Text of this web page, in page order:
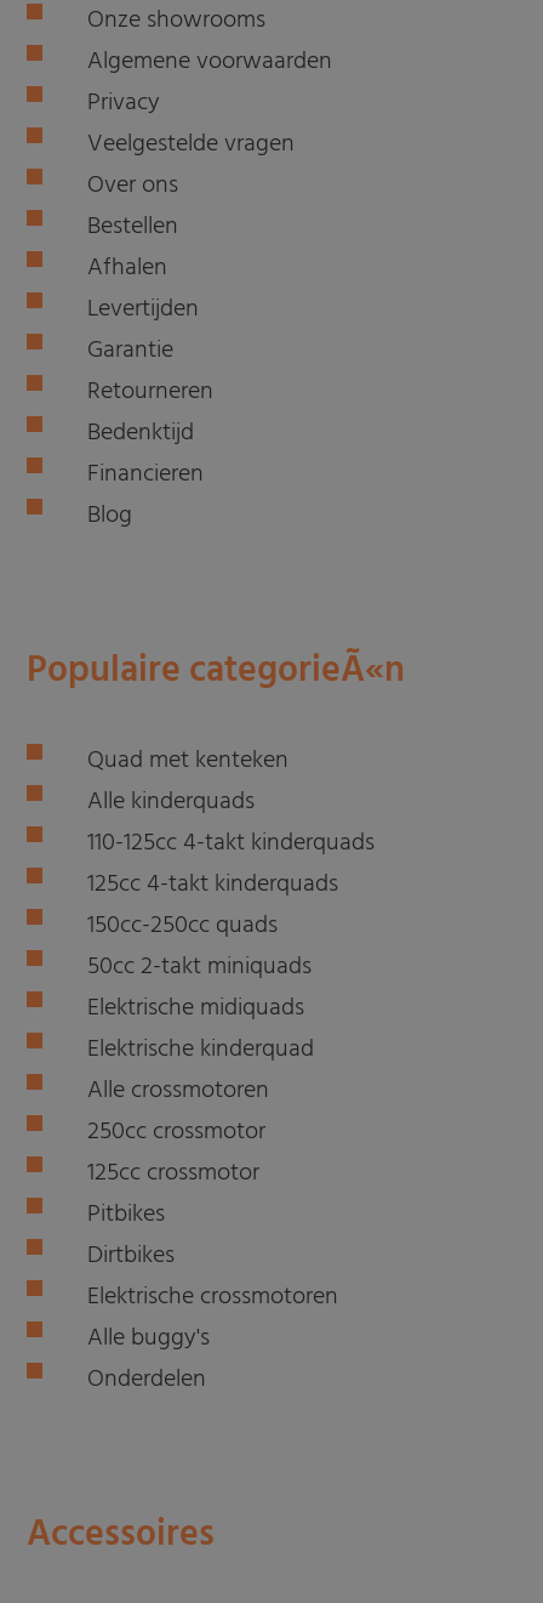
Onze showrooms
Algemene voorwaarden
Privacy
Veelgestelde vragen
Over ons
Bestellen
Afhalen
Levertijden
Garantie
Retourneren
Bedenktijd
Financieren
Blog
Populaire categorieÃ«n
Quad met kenteken
Alle kinderquads
110-125cc 4-takt kinderquads
125cc 4-takt kinderquads
150cc-250cc quads
50cc 2-takt miniquads
Elektrische midiquads
Elektrische kinderquad
Alle crossmotoren
250cc crossmotor
125cc crossmotor
Pitbikes
Dirtbikes
Elektrische crossmotoren
Alle buggy's
Onderdelen
Accessoires